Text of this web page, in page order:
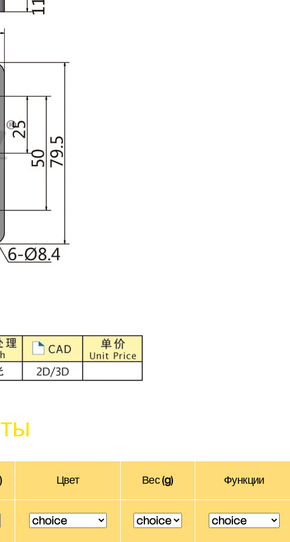
Цвет Вес (g) Функции